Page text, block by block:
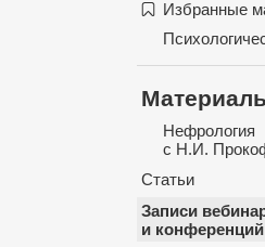
Избранные
Нефрология
с Н.И.
Статьи
Записи
и конференций